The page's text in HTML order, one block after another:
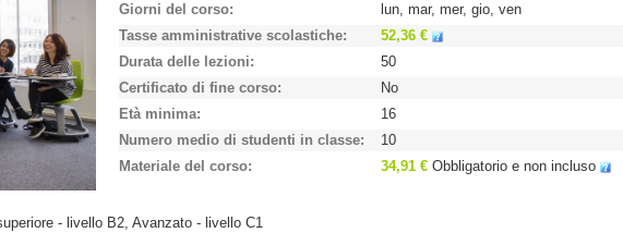
Giorni del corso
lun, mar, mer, gio, ven
Tasse amministrative scolastiche
52,36 €
Durata delle lezioni
50
Certificato di fine corso
No
Età minima
16
Numero medio di studenti in classe
10
Materiale del corso
34,91 € Obbligatorio e non incluso
- livello B2, Avanzato - livello C1